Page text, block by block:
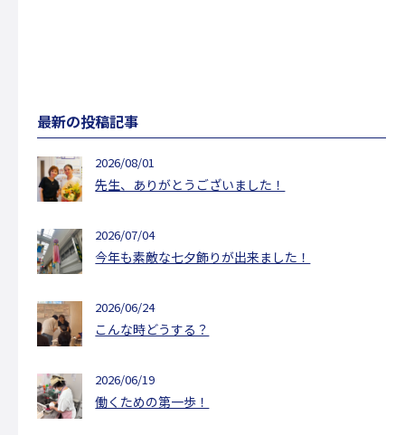
最新の投稿記事
2026/08/01
先生、ありがとうございました！
2026/07/04
今年も素敵な七夕飾りが出来ました！
2026/06/24
こんな時どうする？
2026/06/19
働くための第一歩！